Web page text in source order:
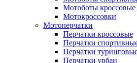
Мотоботы кроссовые
Мотокроссовки
Мотоперчатки
Перчатки кроссовые
Перчатки
Перчатки
Перчатки урбан